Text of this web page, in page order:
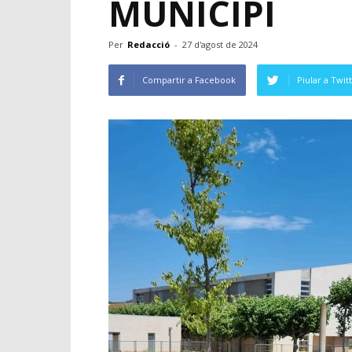
MUNICIPI
Per Redacció - 27 d'agost de 2024
Compartir a Facebook Piular a